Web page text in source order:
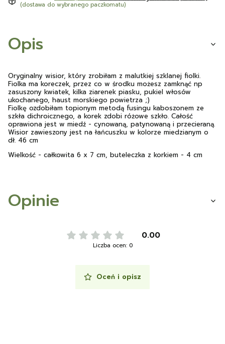
(dostawa do wybranego paczkomatu)
Opis
Oryginalny wisior, który zrobiłam z malutkiej szklanej fiolki.
Fiolka ma koreczek, przez co w środku możesz zamknąć np
zasuszony kwiatek, kilka ziarenek piasku, pukiel włosów
ukochanego, haust morskiego powietrza ;)
Fiolkę ozdobiłam topionym metodą fusingu kaboszonem ze
szkła dichroicznego, a korek zdobi różowe szkło. Całość
oprawiona jest w miedź - cynowaną, patynowaną i przecieraną.
Wisior zawieszony jest na łańcuszku w kolorze miedzianym o
dł. 46 cm
Wielkość - całkowita 6 x 7 cm, buteleczka z korkiem - 4 cm
Opinie
0.00
Liczba ocen: 0
Oceń i opisz